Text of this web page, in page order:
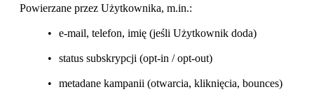
Powierzane przez Użytkownika, m.in.:
e-mail, telefon, imię (jeśli Użytkownik doda)
status subskrypcji (opt-in / opt-out)
metadane kampanii (otwarcia, kliknięcia, bounces)